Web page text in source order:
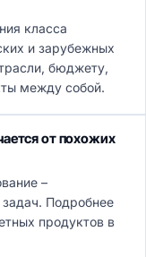
класса
и зарубежных
бюджету,
между собой.
от похожих
–
Подробнее
продуктов в